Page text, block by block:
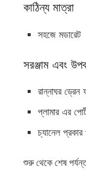
কাঠিন্য মাত্রা
সহজে মডারেট
সরঞ্জাম এবং
রান্নাঘর ড্রেন
প্লামার এর
চ্যানেল প্রকার
শুরু থেকে শেষ